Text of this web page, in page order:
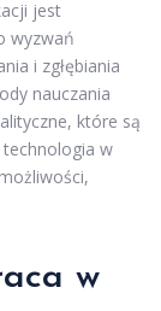
jest
wyzwań
i zgłębiania
nauczania
które są
technologia w
w